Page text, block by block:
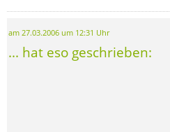
am 27.03.2006 um 12:31 Uhr
... hat eso geschrieben: